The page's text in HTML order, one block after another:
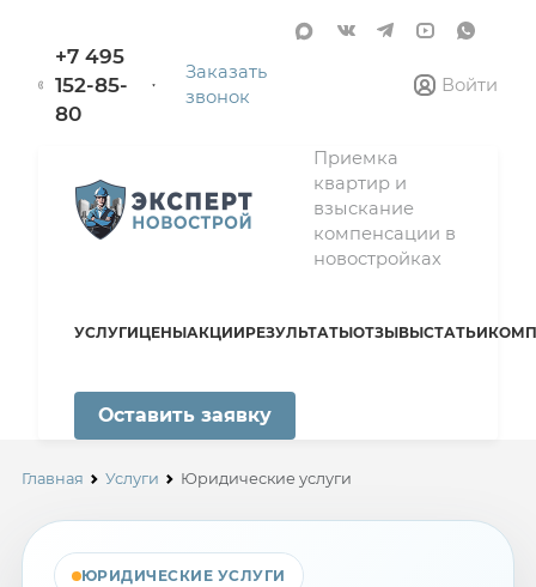
+7 495
152-85-
80
Заказать
звонок
Войти
Приемка
квартир и
взыскание
компенсации в
новостройках
УСЛУГИЦЕНЫАКЦИИРЕЗУЛЬТАТЫОТЗЫВЫСТАТЬИ
Оставить заявку
Главная Услуги Юридические услуги
ЮРИДИЧЕСКИЕ УСЛУГИ